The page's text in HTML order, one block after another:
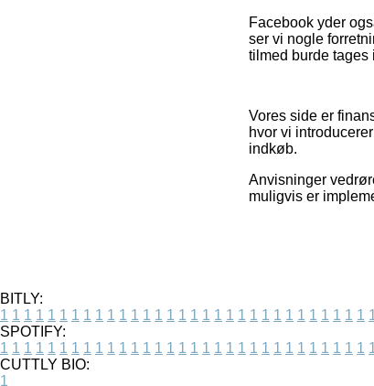
Facebook yder
ser vi nogle
tilmed burde tages
Vores side er
hvor vi
indkøb.
Anvisninger
muligvis er
BITLY:
1 1 1 1 1 1 1 1 1 1 1 1 1 1 1 1 1 1 1 1 1 1 1 1 1 1 1 1 1 1 1
SPOTIFY:
1 1 1 1 1 1 1 1 1 1 1 1 1 1 1 1 1 1 1 1 1 1 1 1 1 1 1 1 1 1 1
CUTTLY BIO:
1